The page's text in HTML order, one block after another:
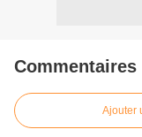
Commentaires
Ajouter